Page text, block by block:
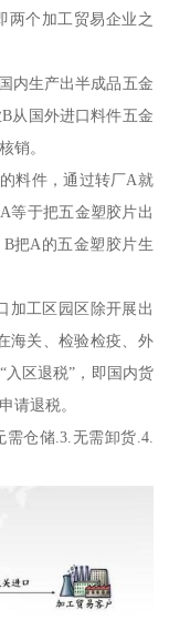
两个加工贸易企业之
内生产出半成品五金
从国外进口料件五金
销。
料件，通过转厂A就
等于把五金塑胶片出
把A的五金塑胶片生
工区园区除开展出
海关、检验检疫、外
入区退税”，即国内货
请退税。
仓储.3.无需卸货.4.